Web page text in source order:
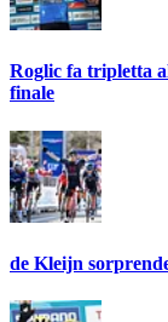
Roglic fa tripletta
finale
de Kleijn